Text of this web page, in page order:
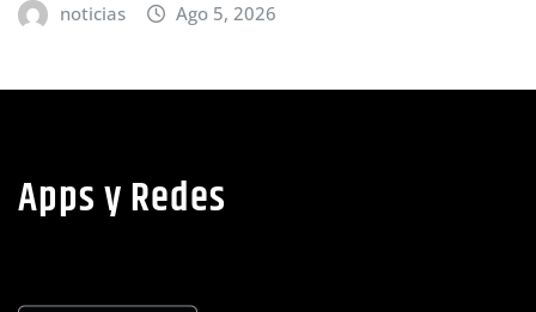
noticias Ago 5, 2026
Apps y Redes